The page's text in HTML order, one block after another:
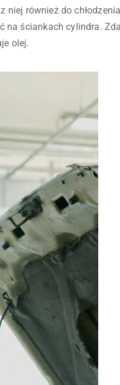
niej również do chłodzenia
na ściankach cylindra.
olej.